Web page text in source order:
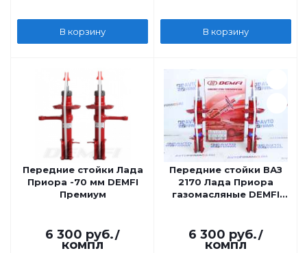
В корзину В корзину
Передние стойки Лада
Приора -70 мм DEMFI
Премиум
6 300 руб./
компл
Передние стойки ВАЗ
2170 Лада Приора
газомасляные DEMFI
6 300 руб./
компл